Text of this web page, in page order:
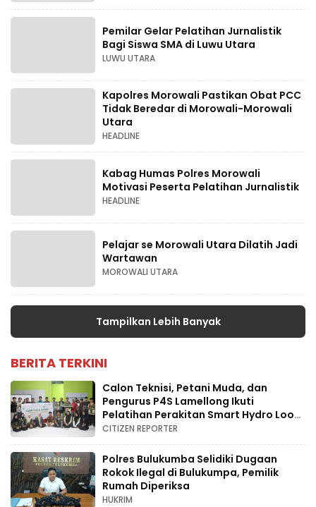
Pemilar Gelar Pelatihan Jurnalistik
Bagi Siswa SMA di Luwu Utara
LUWU UTARA
Kapolres Morowali Pastikan Obat PCC
Tidak Beredar di Morowali-Morowali
Utara
HEADLINE
Kabag Humas Polres Morowali
Motivasi Peserta Pelatihan Jurnalistik
HEADLINE
Pelajar se Morowali Utara Dilatih Jadi
Wartawan
MOROWALI UTARA
Tampilkan Lebih Banyak
BERITA TERKINI
Calon Teknisi, Petani Muda, dan
Pengurus P4S Lamellong Ikuti
Pelatihan Perakitan Smart Hydro Loop
di Desa Kajaolaliddong
CITIZEN REPORTER
Polres Bulukumba Selidiki Dugaan
Rokok Ilegal di Bulukumpa, Pemilik
Rumah Diperiksa
HUKRIM